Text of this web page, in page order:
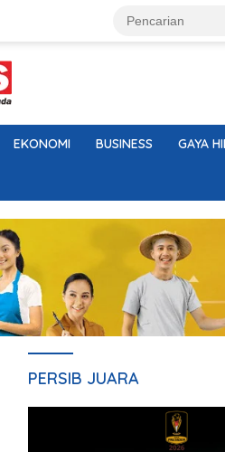
EKONOMI BUSINESS GAYA
PERSIB JUARA